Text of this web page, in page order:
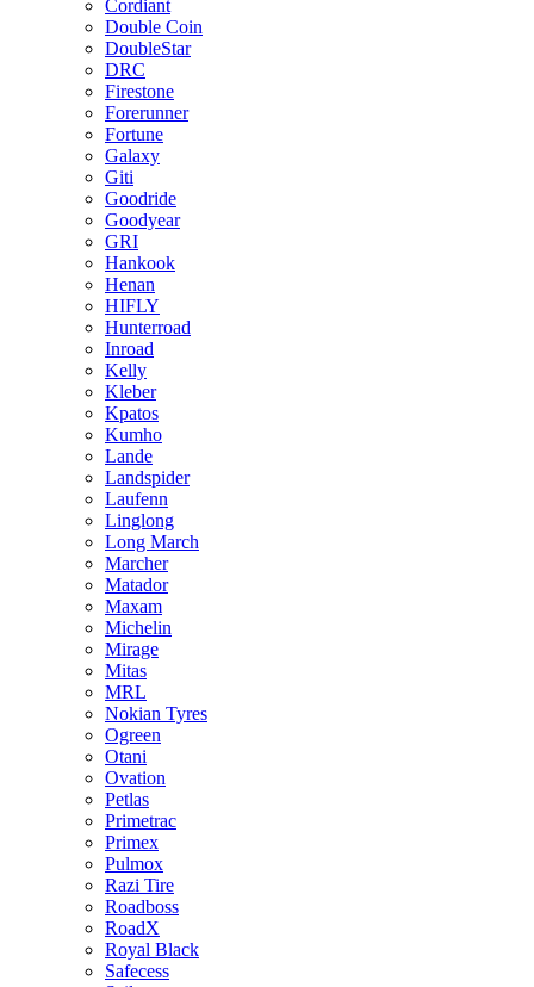
Cordiant
Double Coin
DoubleStar
DRC
Firestone
Forerunner
Fortune
Galaxy
Giti
Goodride
Goodyear
GRI
Hankook
Henan
HIFLY
Hunterroad
Inroad
Kelly
Kleber
Kpatos
Kumho
Lande
Landspider
Laufenn
Linglong
Long March
Marcher
Matador
Maxam
Michelin
Mirage
Mitas
MRL
Nokian Tyres
Ogreen
Otani
Ovation
Petlas
Primetrac
Primex
Pulmox
Razi Tire
Roadboss
RoadX
Royal Black
Safecess